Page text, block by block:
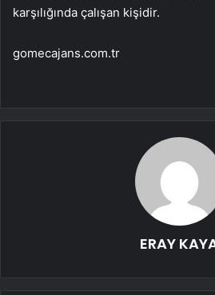
karşılığında çalışan kişidir.
gomecajans.com.tr
ERAY